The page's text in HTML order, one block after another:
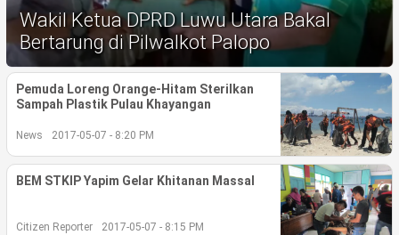
Life Style
Profil
Opini
More
Wakil Ketua DPRD Luwu Utara Bakal
Bertarung di Pilwalkot Palopo
Pemuda Loreng Orange-Hitam Sterilkan
Sampah Plastik Pulau Khayangan
News 2017-05-07 - 8:20 PM
BEM STKIP Yapim Gelar Khitanan Massal
Citizen Reporter 2017-05-07 - 8:15 PM